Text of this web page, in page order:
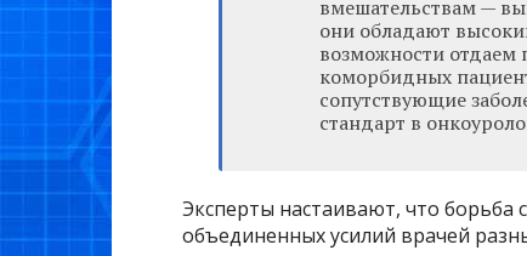
вмешательствам —
они обладают
возможности
коморбидных
сопутствующие
стандарт в
Эксперты настаивают, что борьба
объединенных усилий врачей